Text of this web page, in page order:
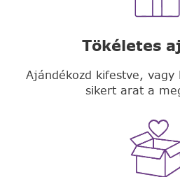
Tökéletes
Ajándékozd kifestve, vagy
sikert arat a